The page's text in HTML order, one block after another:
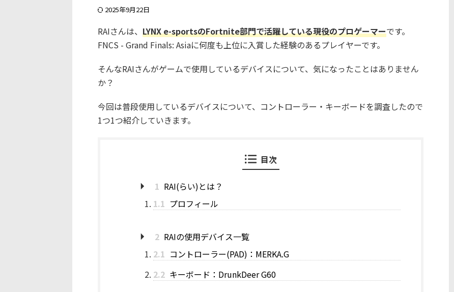
2025年9月22日
RAIさんは、 LYNX e-sportsのFortnite部門で活躍している現役のプロゲーマーです。
FNCS - Grand Finals: Asiaに何度も上位に入賞した経験のあるプレイヤーです。
そんなRAIさんがゲームで使用しているデバイスについて、気になったことはありません
か？
今回は普段使用しているデバイスについて、コントローラー・キーボードを調査したので
1つ1つ紹介していきます。
目次
1 RAI(らい)とは？
1.1 プロフィール
2 RAIの使用デバイス一覧
2.1 コントローラー(PAD)：MERKA.G
2.2 キーボード：DrunkDeer G60